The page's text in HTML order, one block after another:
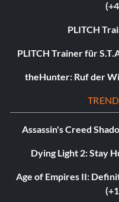
PLITCH
PLITCH Trainer für
theHunter: Ruf der
Assassin's Creed
Dying Light 2: Stay
Age of Empires II: